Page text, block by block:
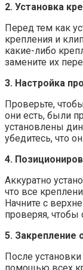
2. Установка
Перед тем как
крепления и
какие-либо
замените их
3. Настройка
Проверьте,
они есть, были
установлены
убедитесь, что
4.
Аккуратно
что все
Начните с
проверяя,
5. Закрепление
После